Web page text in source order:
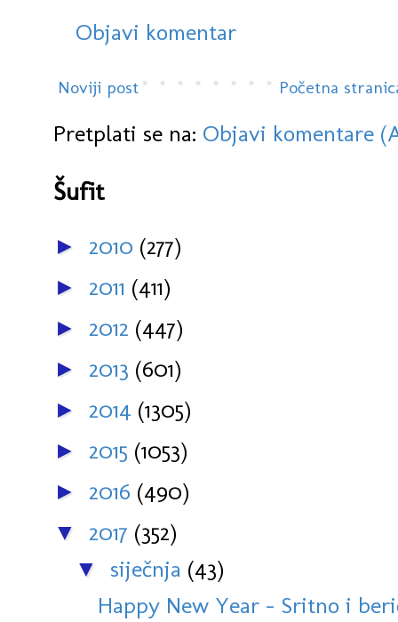
Objavi komentar
Noviji post Početna
Pretplati se na: Objavi komentare
Šufit
► 2010 (277)
► 2011 (411)
► 2012 (447)
► 2013 (601)
► 2014 (1305)
► 2015 (1053)
► 2016 (490)
▼ 2017 (352)
▼ siječnja (43)
Happy New Year - Sritno i